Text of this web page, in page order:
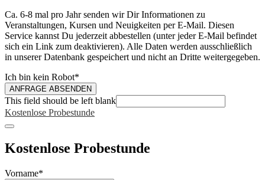
Ca. 6-8 mal pro Jahr senden wir Dir Informationen zu
Veranstaltungen, Kursen und Neuigkeiten per E-Mail. Diesen
Service kannst Du jederzeit abbestellen (unter jeder E-Mail befindet
sich ein Link zum deaktivieren). Alle Daten werden ausschließlich
in unserer Datenbank gespeichert und nicht an Dritte weitergegeben.
Ich bin kein Robot*
ANFRAGE ABSENDEN
This field should be left blank
Kostenlose Probestunde
Kostenlose Probestunde
Vorname*